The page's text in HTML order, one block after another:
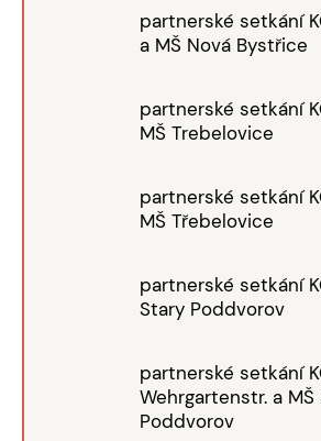
partnerské setkání
a MŠ Nová Bystřice
partnerské setkání
MŠ Trebelovice
partnerské setkání
MŠ Třebelovice
partnerské setkání
Stary Poddvorov
partnerské setkání
Wehrgartenstr. a MŠ
Poddvorov